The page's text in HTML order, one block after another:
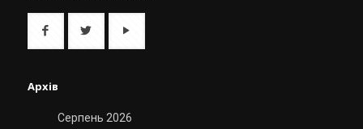
Архів
Серпень 2026